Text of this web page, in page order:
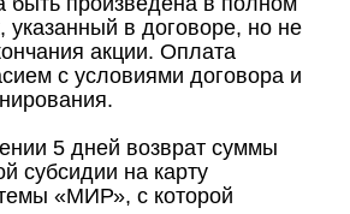
указанный в договоре, но не
акции. Оплата
с условиями договора и
5 дней возврат суммы
субсидии на карту
«МИР», с которой